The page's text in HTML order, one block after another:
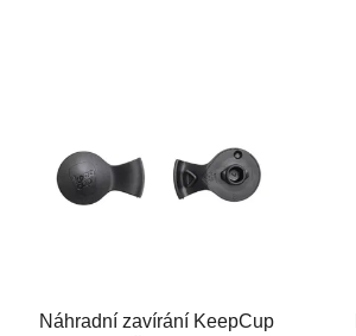
Náhradní zavírání KeepCup